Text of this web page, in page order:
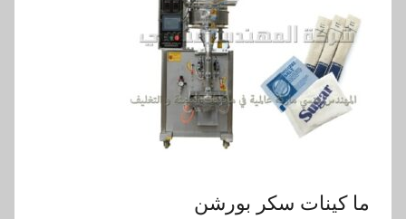
ما كينات سكر بورشن